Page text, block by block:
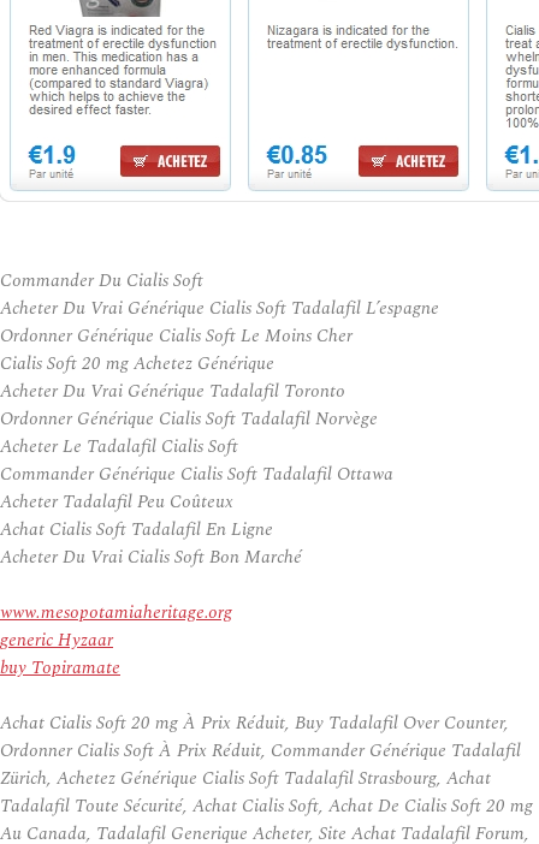
Commander Du Cialis Soft
Acheter Du Vrai Générique Cialis Soft Tadalafil L’espagne
Ordonner Générique Cialis Soft Le Moins Cher
Cialis Soft 20 mg Achetez Générique
Acheter Du Vrai Générique Tadalafil Toronto
Ordonner Générique Cialis Soft Tadalafil Norvège
Acheter Le Tadalafil Cialis Soft
Commander Générique Cialis Soft Tadalafil Ottawa
Acheter Tadalafil Peu Coûteux
Achat Cialis Soft Tadalafil En Ligne
Acheter Du Vrai Cialis Soft Bon Marché
www.mesopotamiaheritage.org
generic Hyzaar
buy Topiramate
Achat Cialis Soft 20 mg À Prix Réduit, Buy Tadalafil Over Counter,
Ordonner Cialis Soft À Prix Réduit, Commander Générique Tadalafil
Zürich, Achetez Générique Cialis Soft Tadalafil Strasbourg, Achat
Tadalafil Toute Sécurité, Achat Cialis Soft, Achat De Cialis Soft 20 mg
Au Canada, Tadalafil Generique Acheter, Site Achat Tadalafil Forum,